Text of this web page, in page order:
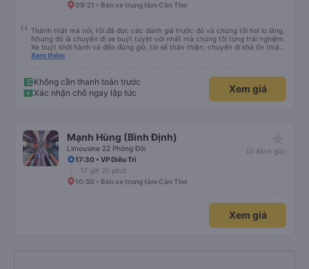
09:21 • Bến xe trung tâm Cần Thơ
Thành thật mà nói, tôi đã đọc các đánh giá trước đó và chúng tôi hơi lo lắng.
Nhưng đó là chuyến đi xe buýt tuyệt vời nhất mà chúng tôi từng trải nghiệm.
Xe buýt khởi hành và đến đúng giờ, tài xế thân thiện, chuyến đi khá ổn (mặc
dù vẫn hơi xóc, nhưng đó là đặc trưng của Việt Nam ^^), và chỗ ngồi thoải
Xem thêm
Không cần thanh toán trước
Xác nhận chỗ ngay lập tức
Xem giá
Mạnh Hùng (Bình Định)
Limousine 22 Phòng Đôi
(0 đánh giá)
17:30 • VP Diêu Trì
17 giờ 20 phút
10:50 • Bến xe trung tâm Cần Thơ
Xem giá